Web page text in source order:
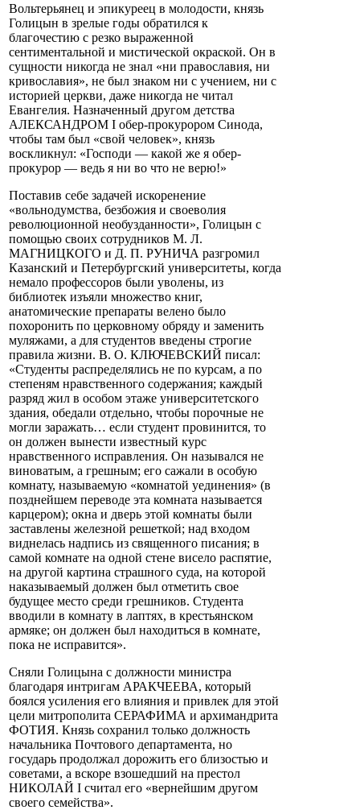
Вольтерьянец и эпикуреец в молодости, князь
Голицын в зрелые годы обратился к
благочестию с резко выраженной
сентиментальной и мистической окраской. Он в
сущности никогда не знал «ни православия, ни
кривославия», не был знаком ни с учением, ни с
историей церкви, даже никогда не читал
Евангелия. Назначенный другом детства
АЛЕКСАНДРОМ I обер-прокурором Синода,
чтобы там был «свой человек», князь
воскликнул: «Господи — какой же я обер-
прокурор — ведь я ни во что не верю!»
Поставив себе задачей искоренение
«вольнодумства, безбожия и своеволия
революционной необузданности», Голицын с
помощью своих сотрудников М. Л.
МАГНИЦКОГО и Д. П. РУНИЧА разгромил
Казанский и Петербургский университеты, когда
немало профессоров были уволены, из
библиотек изъяли множество книг,
анатомические препараты велено было
похоронить по церковному обряду и заменить
муляжами, а для студентов введены строгие
правила жизни. В. О. КЛЮЧЕВСКИЙ писал:
«Студенты распределялись не по курсам, а по
степеням нравственного содержания; каждый
разряд жил в особом этаже университетского
здания, обедали отдельно, чтобы порочные не
могли заражать… если студент провинится, то
он должен вынести известный курс
нравственного исправления. Он назывался не
виноватым, а грешным; его сажали в особую
комнату, называемую «комнатой уединения» (в
позднейшем переводе эта комната называется
карцером); окна и дверь этой комнаты были
заставлены железной решеткой; над входом
виднелась надпись из священного писания; в
самой комнате на одной стене висело распятие,
на другой картина страшного суда, на которой
наказываемый должен был отметить свое
будущее место среди грешников. Студента
вводили в комнату в лаптях, в крестьянском
армяке; он должен был находиться в комнате,
пока не исправится».
Сняли Голицына с должности министра
благодаря интригам АРАКЧЕЕВА, который
боялся усиления его влияния и привлек для этой
цели митрополита СЕРАФИМА и архимандрита
ФОТИЯ. Князь сохранил только должность
начальника Почтового департамента, но
государь продолжал дорожить его близостью и
советами, а вскоре взошедший на престол
НИКОЛАЙ I считал его «вернейшим другом
своего семейства».